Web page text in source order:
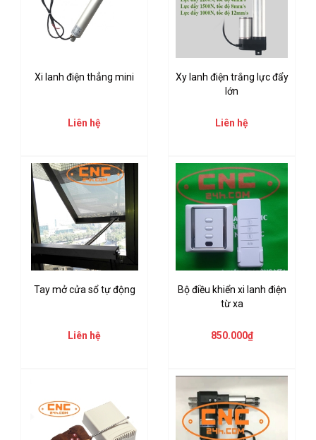
Xi lanh điện thẳng mini
Liên hệ
Xy lanh điện trắng lực đẩy
lớn
Liên hệ
Tay mở cửa sổ tự động
Liên hệ
Bộ điều khiển xi lanh điện
từ xa
850.000₫